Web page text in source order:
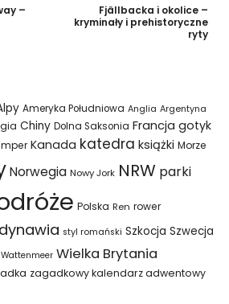
–
Fjällbacka i okolice –
kryminały i prehistoryczne
ryty
Ameryka Południowa Anglia Argentyna
Chiny Dolna Saksonia Francja gotyk
Kanada katedra książki Morze
Norwegia Nowy Jork NRW parki
Polska Ren rower
styl romański Szkocja Szwecja
Wattenmeer Wielka Brytania
zagadkowy kalendarz adwentowy